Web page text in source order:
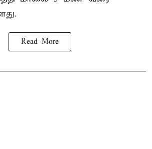
Read More